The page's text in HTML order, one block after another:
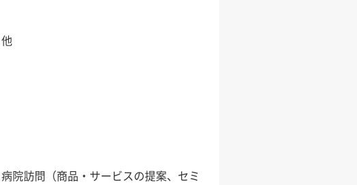
院訪問（商品・サービスの提案、セミ